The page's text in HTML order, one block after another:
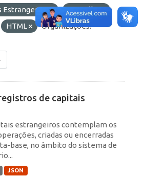
Estrangeiros
Portfólio
HTML
Organizações:
de capitais
estrangeiros contemplam os
criadas ou encerradas
base, no âmbito do sistema de
JSON